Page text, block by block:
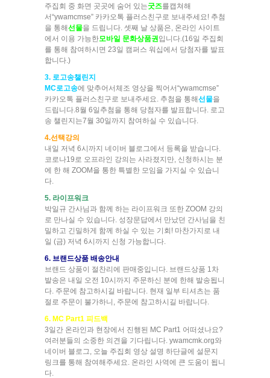
주집회 중 화면 곳곳에 숨어 있는굿즈를캡쳐해
서“ywamcmse” 카카오톡 플러스친구로 보내주세요! 추첨
을 통해선물을 드립니다. 셋째 날 상품은, 온라인 사이트
에서 이용 가능한모바일 문화상품권입니다.(16일 주집회
를 통해 참여하시면 23일 캠퍼스 워십에서 당첨자를 발표
합니다.)
3. 로고송챌린지
MC로고송에 맞추어서체조 영상을 찍어서“ywamcmse”
카카오톡 플러스친구로 보내주세요. 추첨을 통해선물을
드립니다.8월 6일 추첨을 통해 당첨자를 발표합니다. 로고
송 챌린지는7월 30일 까지 참여하실 수 있습니다.
4.선택강의
내일 저녁 6시까지 네이버 블로그에서 등록을 받습니다.
코로나19로 오프라인 강의는 사라졌지만, 신청하시는 분
에 한 해 ZOOM을 통한 특별한 모임을 가지실 수 있습니
다.
5. 라이프워크
박일규 간사님과 함께 하는 라이프워크 또한 ZOOM 강의
로 만나실 수 있습니다. 성장문답에서 만났던 간사님을 친
밀하고 긴밀하게 함께 하실 수 있는 기회! 마찬가지로 내
일 (금) 저녁 6시까지 신청 가능합니다.
6. 브랜드상품 배송안내
브랜드 상품이 절찬리에 판매중입니다. 브랜드상품 1차
발송은 내일 오전 10시까지 주문하신 분에 한해 발송됩니
다. 주문에 참고하시길 바랍니다. 현재 일부 티셔츠는 품
절로 주문이 불가하니, 주문에 참고하시길 바랍니다.
6. MC Part1 피드백
3일간 온라인과 현장에서 진행된 MC Part1 어떠셨나요?
여러분들의 소중한 의견을 기다립니다. ywamcmk.org와
네이버 블로그, 오늘 주집회 영상 설명 하단글에 설문지
링크를 통해 참여해주세요. 온라인 사역에 큰 도움이 됩니
다.